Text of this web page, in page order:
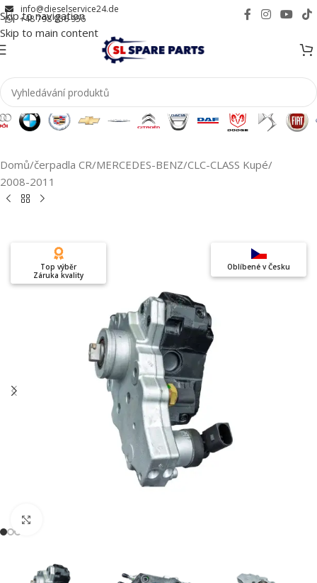
Skip to navigation
Skip to main content
info@dieselservice24.de
+48 798 956 956
Domů/čerpadla CR/MERCEDES-BENZ/CLC-CLASS Kupé/
2008-2011
Oblíbené v Česku
Top výběr
Záruka kvality